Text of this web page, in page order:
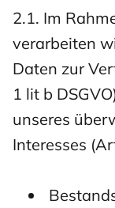
2.1. Im
verarbeiten
Daten zur
1 lit b
unseres
Interesses